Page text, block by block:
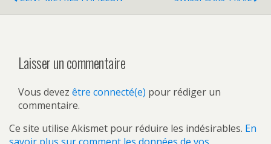
Laisser un commentaire
Vous devez être connecté(e) pour rédiger un
commentaire.
Ce site utilise Akismet pour réduire les indésirables. En